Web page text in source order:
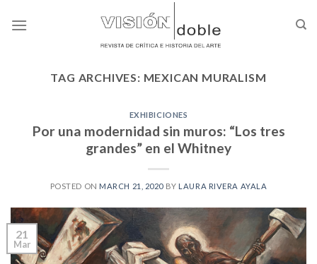
TAG ARCHIVES: MEXICAN MURALISM
EXHIBICIONES
Por una modernidad sin muros: “Los tres
grandes” en el Whitney
POSTED ON MARCH 21, 2020 BY LAURA RIVERA AYALA
21
Mar